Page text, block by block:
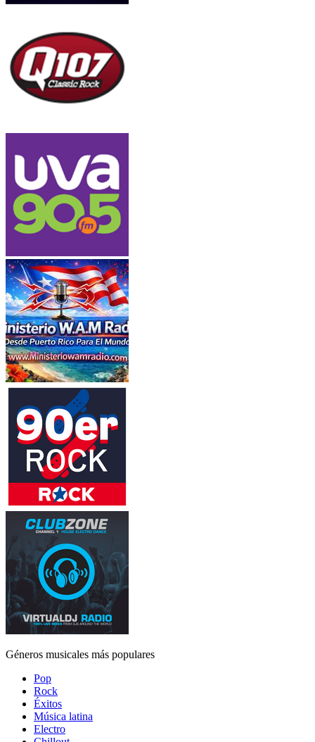
Géneros musicales más populares
Pop
Rock
Éxitos
Música latina
Electro